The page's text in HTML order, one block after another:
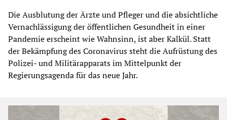
Die Ausblutung der Ärzte und Pfleger und die absichtliche
Vernachlässigung der öffentlichen Gesundheit in einer
Pandemie erscheint wie Wahnsinn, ist aber Kalkül. Statt
der Bekämpfung des Coronavirus steht die Aufrüstung des
Polizei- und Militärapparats im Mittelpunkt der
Regierungsagenda für das neue Jahr.